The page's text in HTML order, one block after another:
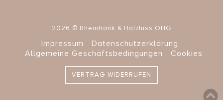
2026 © Rheinfrank & Holzfuss OHG
Impressum
Datenschutzerklärung
Allgemeine Geschäftsbedingungen
Cookies
VERTRAG WIDERRUFEN